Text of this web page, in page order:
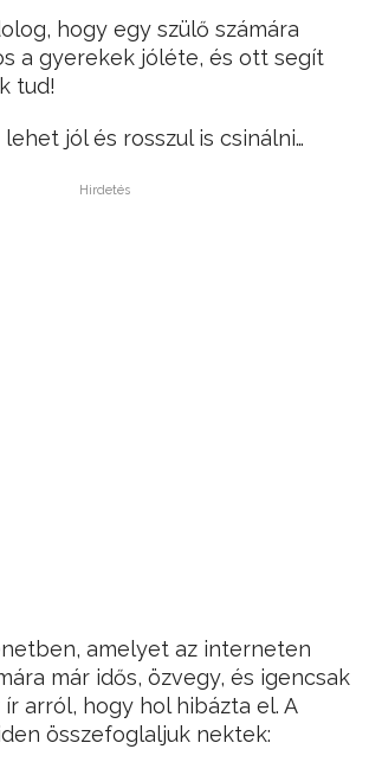
hogy egy szülő számára
a gyerekek jóléte, és ott segít
tud!
jól és rosszul is csinálni…
Hirdetés
amelyet az interneten
már idős, özvegy, és igencsak
arról, hogy hol hibázta el. A
összefoglaljuk nektek: